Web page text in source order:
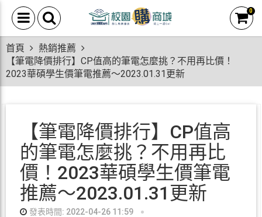
0
首頁
熱銷推薦
【筆電降價排行】CP值高的筆電怎麼挑？不用再比價！
2023華碩學生價筆電推薦～2023.01.31更新
【筆電降價排行】CP值高
的筆電怎麼挑？不用再比
價！2023華碩學生價筆電
推薦～2023.01.31更新
發表時間: 2022-04-26 11:59